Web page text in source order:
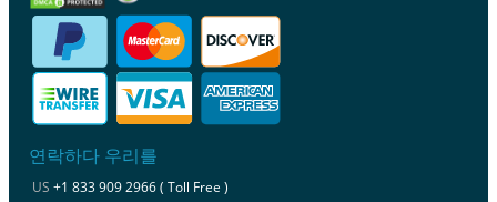
연락하다 우리를
US +1 833 909 2966 ( Toll Free )